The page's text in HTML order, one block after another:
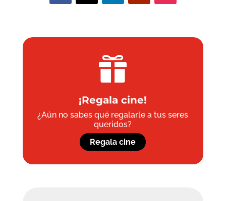

¡Regala cine!
¿Aún no sabes qué regalarle a tus seres
queridos?
Regala cine